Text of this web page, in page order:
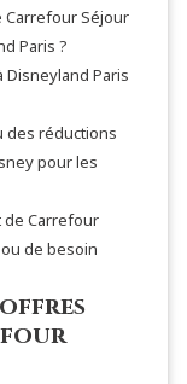
Carrefour Séjour
Paris ?
Paris
des réductions
pour les
de Carrefour
de besoin